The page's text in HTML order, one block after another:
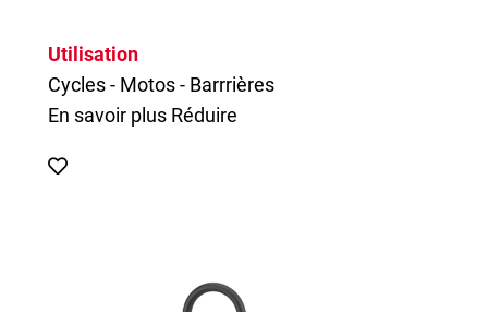
Utilisation
Cycles - Motos - Barrrières
En savoir plus Réduire